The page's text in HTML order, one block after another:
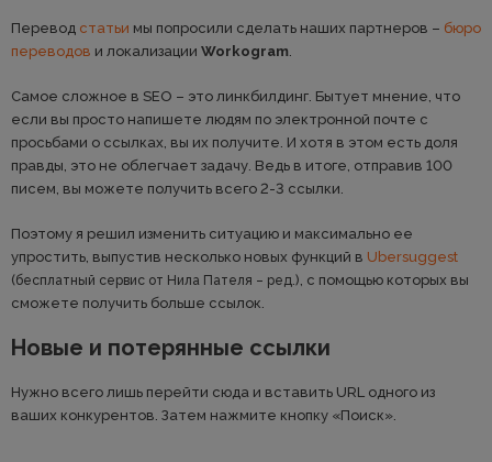
Перевод статьи мы попросили сделать наших партнеров – бюро
переводов и локализации Workogram.
Самое сложное в SEO – это линкбилдинг. Бытует мнение, что
если вы просто напишете людям по электронной почте с
просьбами о ссылках, вы их получите. И хотя в этом есть доля
правды, это не облегчает задачу. Ведь в итоге, отправив 100
писем, вы можете получить всего 2-3 ссылки.
Поэтому я решил изменить ситуацию и максимально ее
упростить, выпустив несколько новых функций в Ubersuggest
(бесплатный сервис от Нила Пателя – ред.), с помощью которых вы
сможете получить больше ссылок.
Новые и потерянные ссылки
Нужно всего лишь перейти сюда и вставить URL одного из
ваших конкурентов. Затем нажмите кнопку «Поиск».